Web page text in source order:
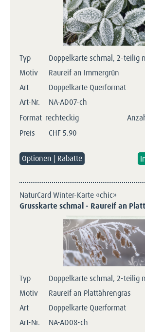
Typ
Doppelkarte schmal, 2-teilig
Motiv
Raureif an Immergrün
Art
Doppelkarte Querformat
Art-Nr.
NA-AD07-ch
Format rechteckig
Preis
CHF5.90
Optionen | Rabatte
NaturCard Winter-Karte «chic»
Grusskarte schmal - Raureif an
Typ
Doppelkarte schmal, 2-teilig
Motiv
Raureif an Plattährengras
Art
Doppelkarte Querformat
Art-Nr.
NA-AD08-ch